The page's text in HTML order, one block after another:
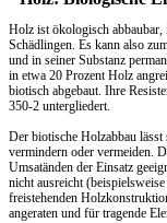
Holz ist ökologisch abbaubar,
Schädlingen. Es kann also
und in seiner Substanz
in etwa 20 Prozent Holz
biotisch abgebaut. Ihre
350-2 untergliedert.
Der biotische Holzabbau
vermindern oder vermeiden.
Umsatänden der Einsatz
nicht ausreicht
freistehenden
angeraten und für tragende